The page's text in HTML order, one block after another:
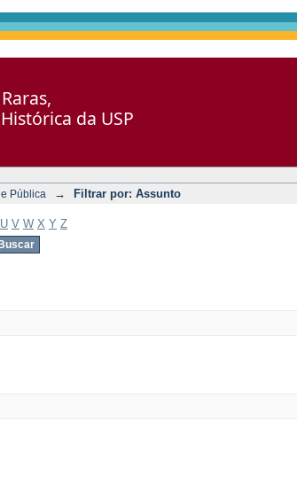
da USP
Pública → Filtrar por: Assunto
U V W X Y Z